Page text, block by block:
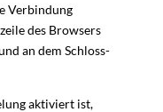
Verbindung
des Browsers
an dem Schloss-
aktiviert ist,